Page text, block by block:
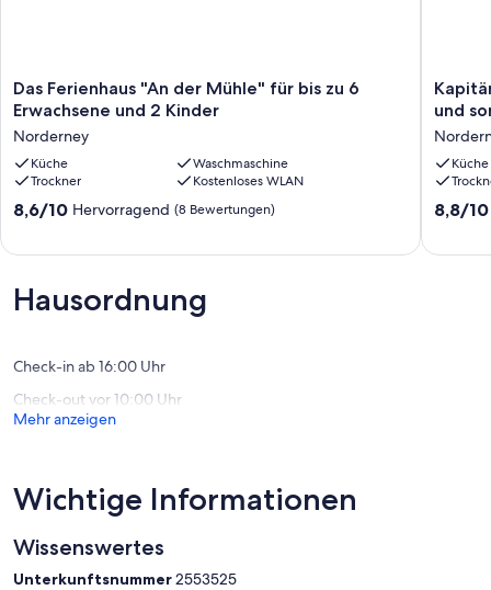
Das
Ferienhaus
der
Mühle"
für
bis
zu
2
Das Ferienhaus "An der Mühle" für bis zu 6
Erwachsene und 2 Kinder
Norderney
Küche
Waschmaschine
Trockner
Kostenloses WLAN
8.6
(8
Bewertungen)
8,6/10 Hervorragend (8 Bewertungen)
mit
und
Terrasse
und
Küche
8.8
8,8/10
Hausordnung
Check-in ab 16:00 Uhr
Check-out vor 10:00 Uhr
Mehr anzeigen
Wichtige Informationen
Wissenswertes
Unterkunftsnummer2553525